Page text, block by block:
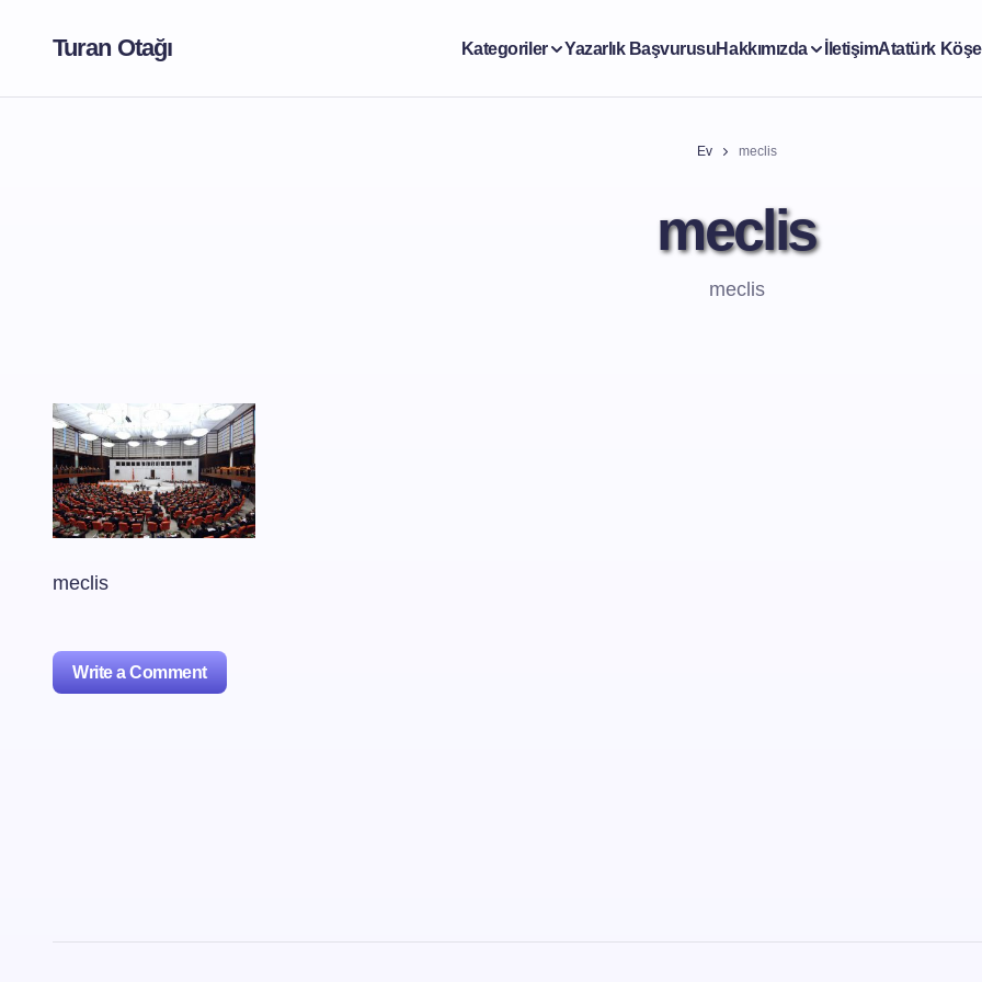
Turan Otağı Kategoriler Yazarlık BaşvurusuHakkımızda İletişimAtatürk
Ev meclis
meclis
meclis
meclis
Write a Comment